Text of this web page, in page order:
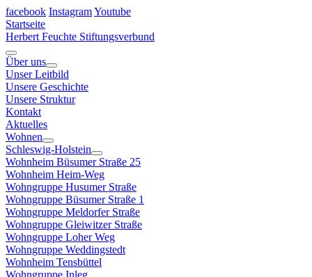
facebook InstagramYoutube
Startseite
Herbert Feuchte Stiftungsverbund
Über uns
Unser Leitbild
Unsere Geschichte
Unsere Struktur
Kontakt
Aktuelles
Wohnen
Schleswig-Holstein
Wohnheim Büsumer Straße 25
Wohnheim Heim-Weg
Wohngruppe Husumer Straße
Wohngruppe Büsumer Straße 1
Wohngruppe Meldorfer Straße
Wohngruppe Gleiwitzer Straße
Wohngruppe Loher Weg
Wohngruppe Weddingstedt
Wohnheim Tensbüttel
Wohngruppe Inleg